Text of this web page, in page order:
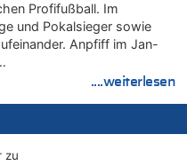
Profifußball. Im
und Pokalsieger sowie
Anpfiff im Jan-
....weiterlesen
zu